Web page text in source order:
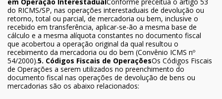
do RICMS/SP, nas operações interestaduais de devolução ou
retorno, total ou parcial, de mercadoria ou bem, inclusive o
recebido em transferência, aplicar-se-ão a mesma base de
cálculo e a mesma alíquota constantes no documento fiscal
que acobertou a operação original da qual resultou o
recebimento da mercadoria ou do bem (Convênio ICMS nº
54/2000).5. Códigos Fiscais de OperaçõesOs Códigos Fiscais
de Operações a serem utilizados no preenchimento do
documento fiscal nas operações de devolução de bens ou
mercadorias são os abaixo relacionados: